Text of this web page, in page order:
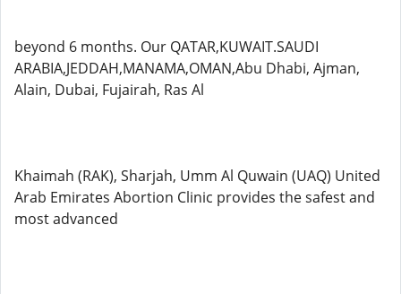
beyond 6 months. Our QATAR,KUWAIT.SAUDI
ARABIA,JEDDAH,MANAMA,OMAN,Abu Dhabi, Ajman,
Alain, Dubai, Fujairah, Ras Al
Khaimah (RAK), Sharjah, Umm Al Quwain (UAQ) United
Arab Emirates Abortion Clinic provides the safest and
most advanced